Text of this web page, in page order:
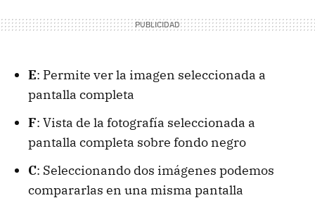
E: Permite ver la imagen seleccionada a
pantalla completa
F: Vista de la fotografía seleccionada a
pantalla completa sobre fondo negro
C: Seleccionando dos imágenes podemos
compararlas en una misma pantalla